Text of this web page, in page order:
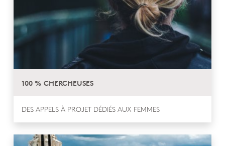
100 % CHERCHEUSES
DES APPELS À PROJET DÉDIÉS AUX FEMMES